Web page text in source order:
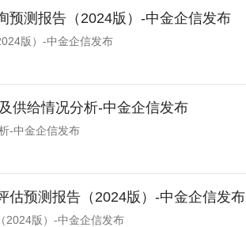
预测报告（2024版）-中金企信发布
版）-中金企信发布
供给情况分析-中金企信发布
-中金企信发布
估预测报告（2024版）-中金企信发布
2024版）-中金企信发布